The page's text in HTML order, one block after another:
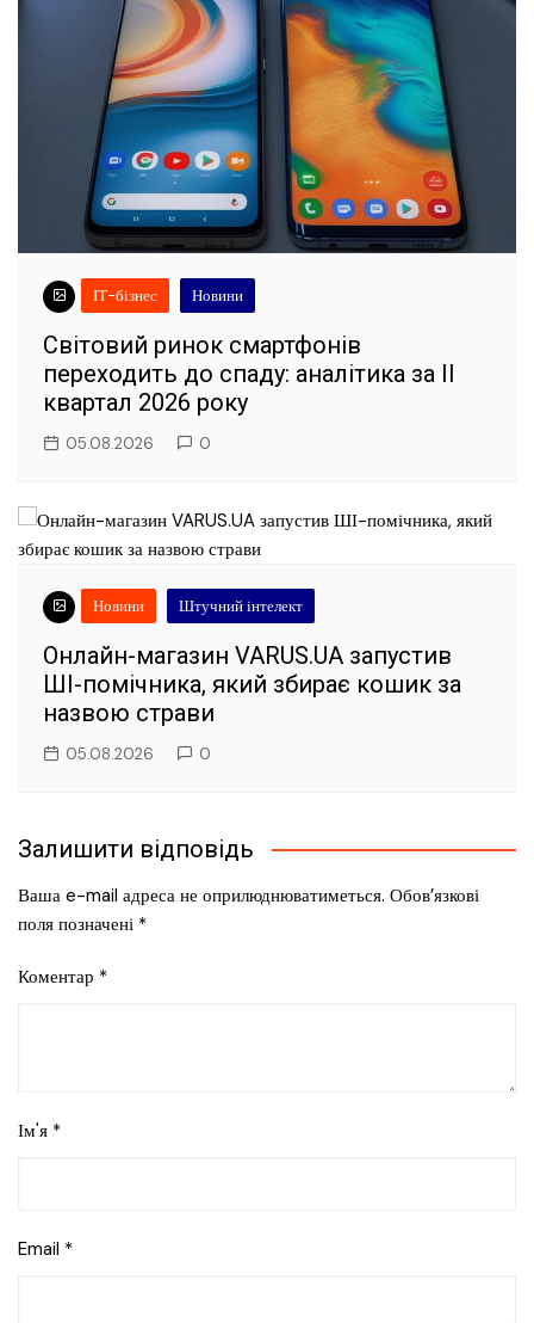
ІТ-бізнес Новини
Світовий ринок смартфонів
переходить до спаду: аналітика за II
квартал 2026 року
05.08.2026 0
Новини Штучний інтелект
Онлайн-магазин VARUS.UA запустив
ШІ-помічника, який збирає кошик за
назвою страви
05.08.2026 0
Залишити відповідь
Ваша e-mail адреса не оприлюднюватиметься. Обов’язкові
поля позначені *
Коментар *
Ім'я *
Email *